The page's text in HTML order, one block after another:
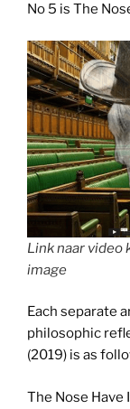
No 5 is The
Link naar video
image
Each separate
philosophic
(2019) is as
The Nose Have